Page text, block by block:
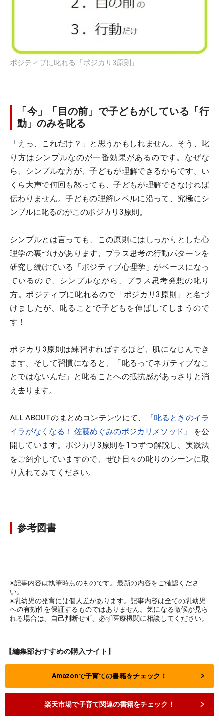
ポジティブに叱れる「ポジカリ3原則」
「今」「目の前」で子どもがしている「行
動」のみを叱る
「えっ、これだけ？」と思うかもしれません。そう、叱
り方はシンプルなのが一番効果があるのです。なぜな
ら、シンプルな方が、子どもが理解できるからです。い
くら大声で何回も怒っても、子どもが理解できなければ
伝わりません。子どもの理解レベルに沿って、究極にシ
ンプルに叱るのがこのポジカリ3原則。
シンプルとは言っても、この原則にはしっかりとした心
理学の裏づけがあります。プラス思考の行動パターンを
研究し続けている「ポジティブ心理学」がベースになっ
ているので、シンプルながら、プラス思考発想の叱り
方。ポジティブに叱れるので「ポジカリ3原則」と名づ
けましたが、叱ることで子どもを伸ばしてしまうので
す！
ポジカリ3原則は練習すればするほど、肌になじんでき
ます。そして習慣になると、「叱るってネガティブなこ
とではないんだ」と叱ることへの抵抗感があっさりと消
え去ります。
ALL ABOUTのまとめコンテンツにて、
『叱るときのイラ
イラがなくなる！ 佐藤めぐみのポジカリメソッド』
を公
開しています。ポジカリ3原則を1つずつ解説し、実践法
をご紹介していますので、ぜひ日々の叱りのシーンに取
り入れてみてください。
参考図書
※記事内容は執筆時点のものです。最新の内容をご確認くださ
い。
※乳幼児の発育には個人差があります。記事内容は全ての乳幼児
への有効性を保証するものではありません。気になる徴候が見ら
れる場合は、自己判断せず、必ず医療機関に相談してください。
【編集部おすすめの購入サイト】
Amazonで子育ての書籍をチェック！
楽天市場で子育て関連の書籍をチェック！